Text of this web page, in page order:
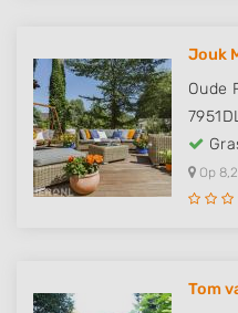
Jouk
Oude
Op
Tom